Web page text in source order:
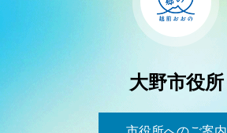
大野市役所